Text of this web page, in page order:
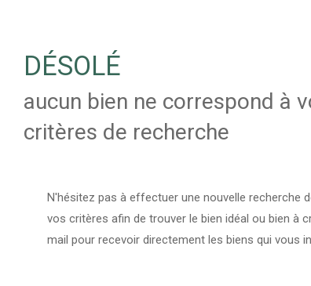
DÉSOLÉ
aucun bien ne correspond à
critères de recherche
N'hésitez pas à effectuer une nouvelle recherche
vos critères afin de trouver le bien idéal ou bien à
mail pour recevoir directement les biens qui vous